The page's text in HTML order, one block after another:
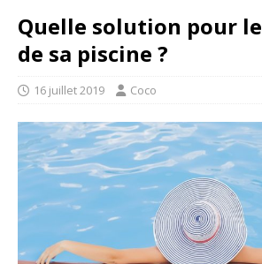
Quelle solution pour
de sa piscine ?
16 juillet 2019 Coco